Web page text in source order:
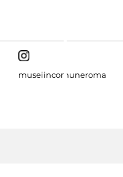
museiincomuneroma